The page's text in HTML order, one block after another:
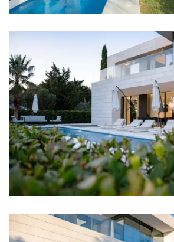
Restoran: 120 m
Centar grada: 40 m
Trgovina: 160 m
Zračna luka: Zadar Airport 42 km
Sobe
Soba 1: Bračni krevet: 1